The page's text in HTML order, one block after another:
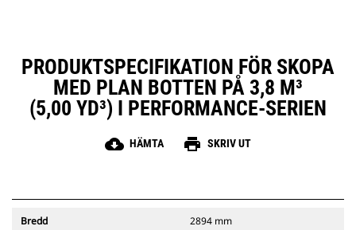
PRODUKTSPECIFIKATION FÖR SKOPA
MED PLAN BOTTEN PÅ 3,8 M³
(5,00 YD³) I PERFORMANCE-SERIEN
cloud_download HÄMTA print SKRIV UT
Bredd 2894 mm